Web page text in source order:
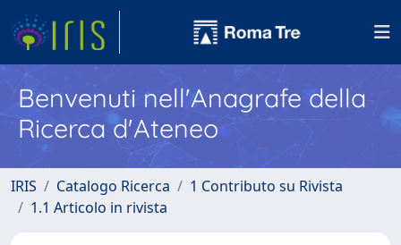
Benvenuti nell'Anagrafe della
Ricerca d'Ateneo
IRIS Catalogo Ricerca
1 Contributo su Rivista
1.1 Articolo in rivista